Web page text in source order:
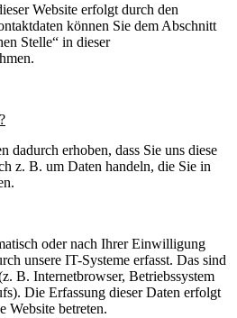
Website erfolgt durch den
können Sie dem Abschnitt
Stelle“ in dieser
dadurch erhoben, dass Sie uns diese
z. B. um Daten handeln, die Sie in
oder nach Ihrer Einwilligung
unsere IT-Systeme erfasst. Das sind
B. Internetbrowser, Betriebssystem
Die Erfassung dieser Daten erfolgt
Website betreten.